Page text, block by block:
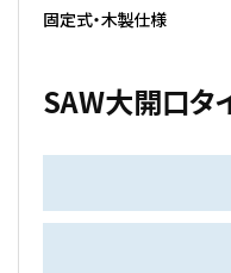
固定式・木製仕様
SAW大開口タ